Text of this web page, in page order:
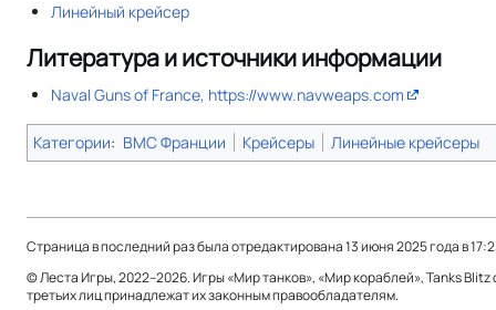
Линейный крейсер
Литература и источники информации
Naval Guns of France, https://www.navweaps.com
Категории: ВМС Франции Крейсеры Линейные крейсеры
Страница в последний раз была отредактирована 13 июня 2025 года в
© Леста Игры, 2022–2026. Игры «Мир танков», «Мир кораблей», Tanks
третьих лиц принадлежат их законным правообладателям.